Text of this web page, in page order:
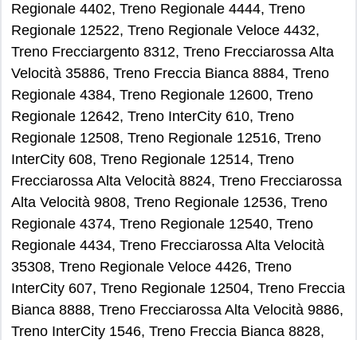
Regionale 4402, Treno Regionale 4444, Treno
Regionale 12522, Treno Regionale Veloce 4432,
Treno Frecciargento 8312, Treno Frecciarossa Alta
Velocità 35886, Treno Freccia Bianca 8884, Treno
Regionale 4384, Treno Regionale 12600, Treno
Regionale 12642, Treno InterCity 610, Treno
Regionale 12508, Treno Regionale 12516, Treno
InterCity 608, Treno Regionale 12514, Treno
Frecciarossa Alta Velocità 8824, Treno Frecciarossa
Alta Velocità 9808, Treno Regionale 12536, Treno
Regionale 4374, Treno Regionale 12540, Treno
Regionale 4434, Treno Frecciarossa Alta Velocità
35308, Treno Regionale Veloce 4426, Treno
InterCity 607, Treno Regionale 12504, Treno Freccia
Bianca 8888, Treno Frecciarossa Alta Velocità 9886,
Treno InterCity 1546, Treno Freccia Bianca 8828,